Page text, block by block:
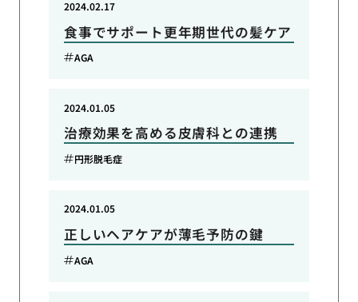
食事でサポート更年期世代の髪ケア
2024.02.17
AGA
治療効果を高める皮膚科との連携
2024.01.05
円形脱毛症
正しいヘアケアが薄毛予防の鍵
2024.01.05
AGA